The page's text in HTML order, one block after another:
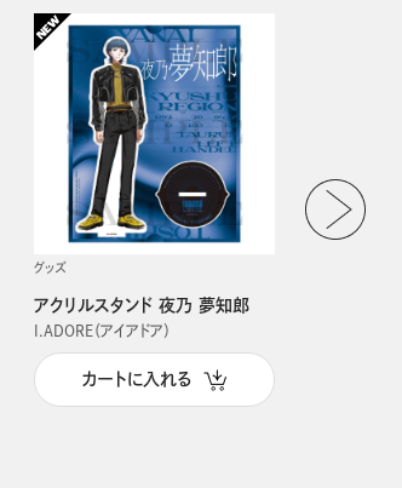
グッズ
アクリルスタンド 夜乃 夢知郎
I.ADORE（アイアドア）
カートに入れる